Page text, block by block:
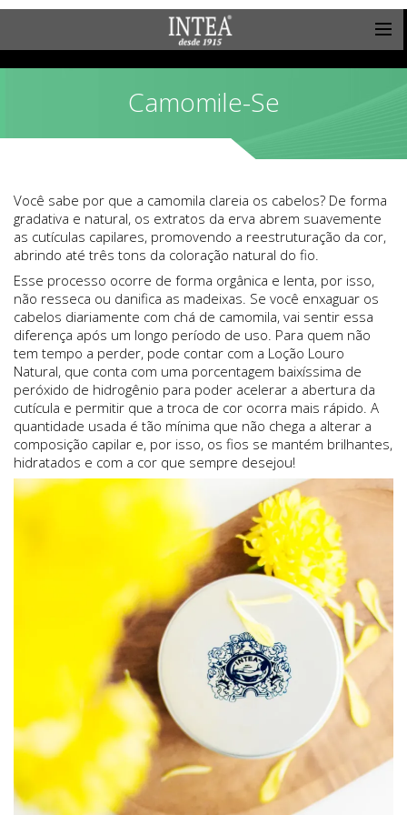
Camomile-Se
Você sabe por que a camomila clareia os cabelos? De forma
gradativa e natural, os extratos da erva abrem suavemente
as cutículas capilares, promovendo a reestruturação da cor,
abrindo até três tons da coloração natural do fio.
Esse processo ocorre de forma orgânica e lenta, por isso,
não resseca ou danifica as madeixas. Se você enxaguar os
cabelos diariamente com chá de camomila, vai sentir essa
diferença após um longo período de uso. Para quem não
tem tempo a perder, pode contar com a Loção Louro
Natural, que conta com uma porcentagem baixíssima de
peróxido de hidrogênio para poder acelerar a abertura da
cutícula e permitir que a troca de cor ocorra mais rápido. A
quantidade usada é tão mínima que não chega a alterar a
composição capilar e, por isso, os fios se mantém brilhantes,
hidratados e com a cor que sempre desejou!